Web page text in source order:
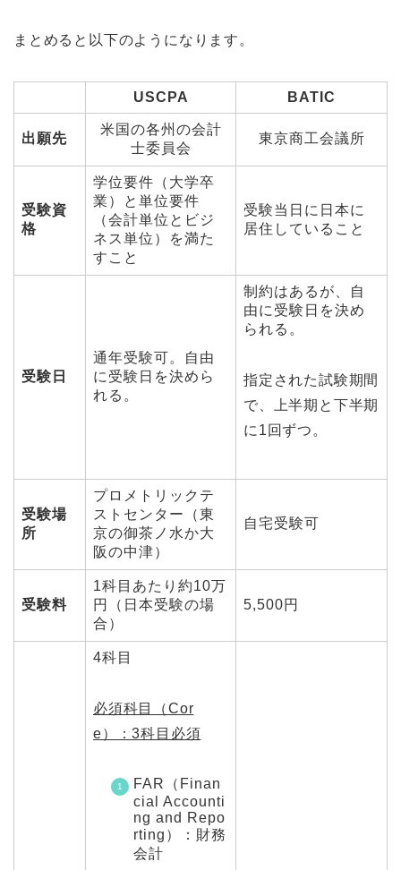
まとめると以下のようになります。
USCPA BATIC
出願先
米国の各州の会計
士委員会
東京商工会議所
受験資
格
学位要件（大学卒
業）と単位要件
（会計単位とビジ
ネス単位）を満た
すこと
受験当日に日本に
居住していること
受験日
通年受験可。自由
に受験日を決めら
れる。
制約はあるが、自
由に受験日を決め
られる。
指定された試験期間
で、上半期と下半期
に1回ずつ。
受験場
所
プロメトリックテ
ストセンター（東
京の御茶ノ水か大
阪の中津）
自宅受験可
受験料
1科目あたり約10万
円（日本受験の場
合）
5,500円
4科目
必須科目（Cor
e）：3科目必須
FAR（Finan
cial Accounti
ng and Repo
rting）：財務
会計